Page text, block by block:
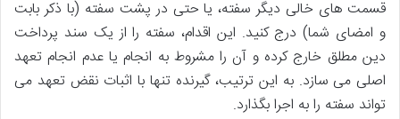
قسمت های خالی دیگر سفته، یا حتی در پشت سفته (با ذکر بابت
و امضای شما) درج کنید. این اقدام، سفته را از یک سند پرداخت
دین مطلق خارج کرده و آن را مشروط به انجام یا عدم انجام تعهد
اصلی می سازد. به این ترتیب، گیرنده تنها با اثبات نقض تعهد می
تواند سفته را به اجرا بگذارد.